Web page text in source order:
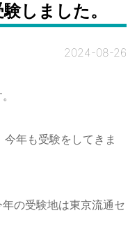
しました。
2024-08-26
年も受験をしてきま
の受験地は東京流通セ